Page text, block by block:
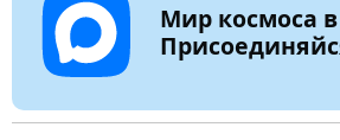
Мир космоса